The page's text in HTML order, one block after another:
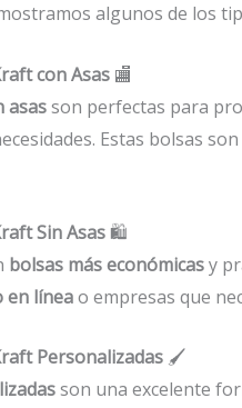
algunos de los
con Asas 🏬
asasson perfectas para
Estas bolsas
Sin Asas🛍️
bolsas más económicasy
en líneao empresas que
Personalizadas 🖌️
son una excelente